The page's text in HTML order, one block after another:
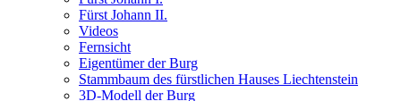
Fürst Johann II.
Videos
Fernsicht
Eigentümer der Burg
Stammbaum des fürstlichen Hauses Liechtenstein
3D-Modell der Burg